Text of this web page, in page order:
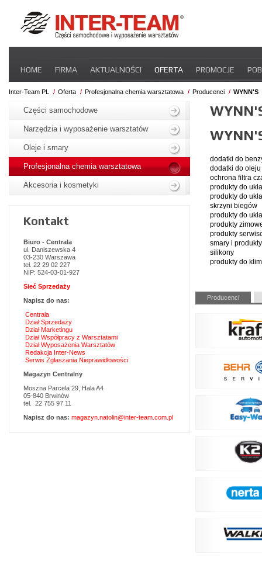
nawigacje
HOME FIRMA AKTUALNOŚCI OFERTA PROMOCJE
STREFA DLA PRZEWOŹNIKA CERTYFIKATY INTER-NEWS
Inter-Team PL Oferta Profesjonalna chemia warsztatowa Producenci WYNN'S
dodatki do
dodatki do
ochrona filtra
produkty do
produkty do
skrzyni biegów
produkty do
produkty
produkty
smary i
silikony
produkty do
Pomiń
nawigacje
Producenci
nawigacje
Części samochodowe
Narzędzia i wyposażenie warsztatów
Oleje i smary
Profesjonalna chemia warsztatowa
Akcesoria i kosmetyki
Kontakt
Biuro - Centrala
ul. Daniszewska 4
03-230 Warszawa
tel. 22 29 02 227
NIP: 524-03-01-927
Sieć Sprzedaży
Napisz do nas:
Centrala
Dział Sprzedaży
Dział Marketingu
Dział Współpracy z Warsztatami
Dział Wyposażenia Warsztatów
Redakcja Inter-News
Serwis Zgłaszania Nieprawidłowości
Magazyn Centralny
Moszna Parcela 29, Hala A4
05-840 Brwinów
tel. 22 755 97 11
Napisz do nas: magazyn.natolin@inter-team.com.pl